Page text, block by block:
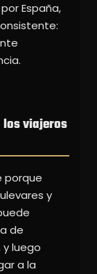
España,
los viajeros
porque
y
de
luego
a la